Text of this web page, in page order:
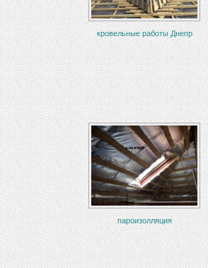
кровельные работы Днепр
пароизолляция